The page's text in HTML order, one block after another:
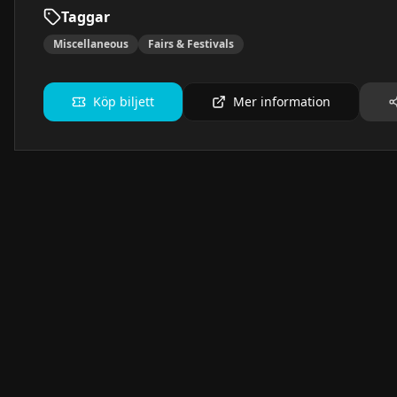
Taggar
Miscellaneous Fairs & Festivals
Köp biljett Mer information